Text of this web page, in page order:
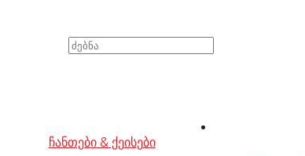
ჩანთები & ქეისები